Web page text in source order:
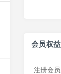
会员权益
注册会员